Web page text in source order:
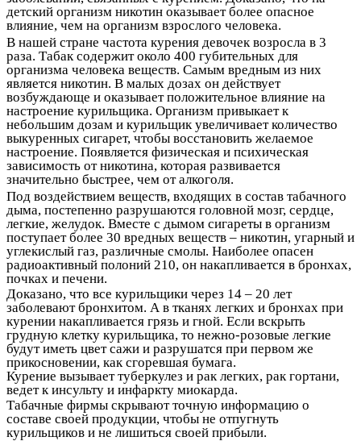
детский организм никотин оказывает более опасное
влияние, чем на организм взрослого человека.
В нашей стране частота курения девочек возросла в 3
раза. Табак содержит около 400 губительных для
организма человека веществ. Самым вредным из них
является никотин. В малых дозах он действует
возбуждающе и оказывает положительное влияние на
настроение курильщика. Организм привыкает к
небольшим дозам и курильщик увеличивает количество
выкуренных сигарет, чтобы восстановить желаемое
настроение. Появляется физическая и психическая
зависимость от никотина, которая развивается
значительно быстрее, чем от алкоголя.
Под воздействием веществ, входящих в состав табачного
дыма, постепенно разрушаются головной мозг, сердце,
легкие, желудок. Вместе с дымом сигареты в организм
поступает более 30 вредных веществ – никотин, угарный и
углекислый газ, различные смолы. Наиболее опасен
радиоактивный полоний 210, он накапливается в бронхах,
почках и печени.
Доказано, что все курильщики через 14 – 20 лет
заболевают бронхитом. А в тканях легких и бронхах при
курении накапливается грязь и гной. Если вскрыть
грудную клетку курильщика, то нежно-розовые легкие
будут иметь цвет сажи и разрушатся при первом же
прикосновении, как сгоревшая бумага.
Курение вызывает туберкулез и рак легких, рак гортани,
ведет к инсульту и инфаркту миокарда.
Табачные фирмы скрывают точную информацию о
составе своей продукции, чтобы не отпугнуть
курильщиков и не лишиться своей прибыли.